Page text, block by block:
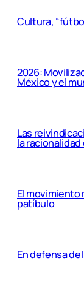
Cultura,
2026:
México y el
Las
la
El movimiento
patíbulo
En defensa